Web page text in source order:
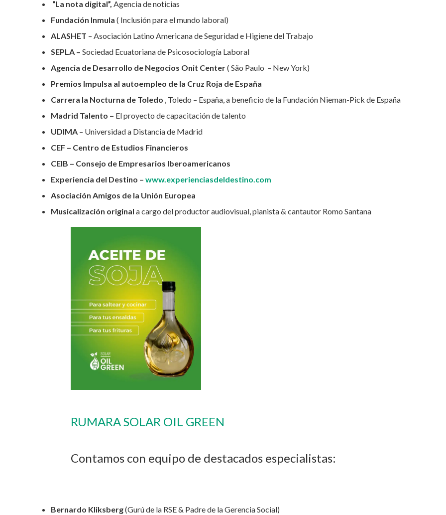
“La nota digital”, Agencia de noticias
Fundación Inmula ( Inclusión para el mundo laboral)
ALASHET – Asociación Latino Americana de Seguridad e Higiene del Trabajo
SEPLA – Sociedad Ecuatoriana de Psicosociología Laboral
Agencia de Desarrollo de Negocios Onit Center( São Paulo – New York)
Premios Impulsa al autoempleo de la Cruz Roja de España
Carrera la Nocturna de Toledo , Toledo – España, a beneficio de la Fundación Nieman-Pick de España
Madrid Talento – El proyecto de capacitación de talento
UDIMA – Universidad a Distancia de Madrid
CEF – Centro de Estudios Financieros
CEIB – Consejo de Empresarios Iberoamericanos
Experiencia del Destino – www.experienciasdeldestino.com
Asociación Amigos de la Unión Europea
Musicalización original a cargo del productor audiovisual, pianista & cantautor Romo Santana
RUMARA SOLAR OIL GREEN
Contamos con equipo de destacados especialistas:
Bernardo Kliksberg(Gurú de la RSE & Padre de la Gerencia Social)